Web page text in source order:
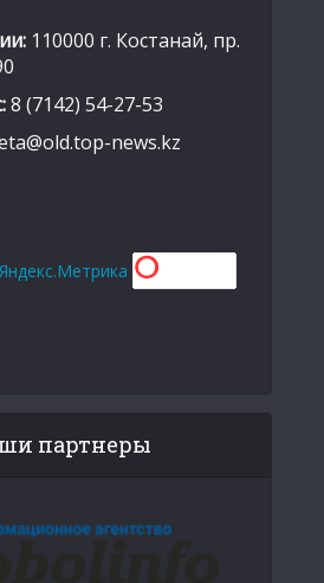
110000 г. Костанай, пр.
8 (7142) 54-27-53
news.kz
партнеры